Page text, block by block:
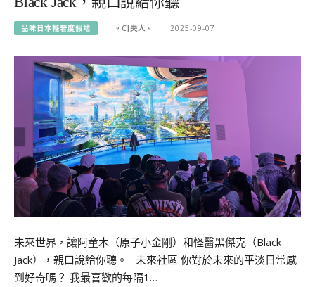
品味日本輕奢度假地 。CJ夫人。 2025-09-07
未來世界，讓阿童木（原子小金剛）和怪醫黑傑克（Black
Jack），親口說給你聽。 未來社區 你對於未來的平淡日常感
到好奇嗎？ 我最喜歡的每隔1…